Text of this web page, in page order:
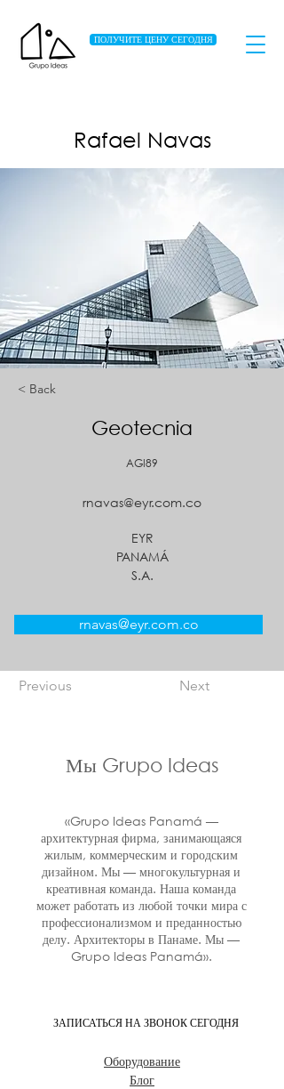
ПОЛУЧИТЕ ЦЕНУ СЕГОДНЯ
Rafael Navas
< Back
Geotecnia
AGI89
rnavas@eyr.com.co
EYR
PANAMÁ
S.A.
rnavas@eyr.com.co
Previous Next
Мы Grupo Ideas
«Grupo Ideas Panamá —
архитектурная фирма, занимающаяся
жилым, коммерческим и городским
дизайном. Мы — многокультурная и
креативная команда. Наша команда
может работать из любой точки мира с
профессионализмом и преданностью
делу. Архитекторы в Панаме. Мы —
Grupo Ideas Panamá».
ЗАПИСАТЬСЯ НА ЗВОНОК СЕГОДНЯ
Оборудование
Блог